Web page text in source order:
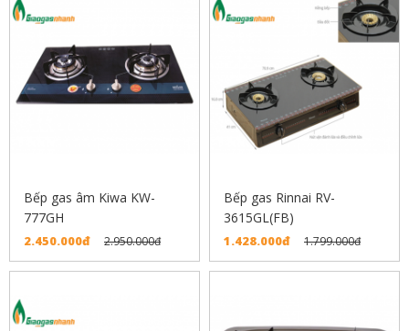
Bếp gas âm Kiwa KW-
777GH
2.450.000đ 2.950.000đ
Bếp gas Rinnai RV-
3615GL(FB)
1.428.000đ 1.799.000đ